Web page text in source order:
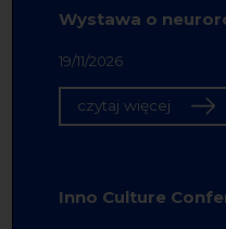
Wystawa o
19/11/2026
czytaj więcej
Inno Culture